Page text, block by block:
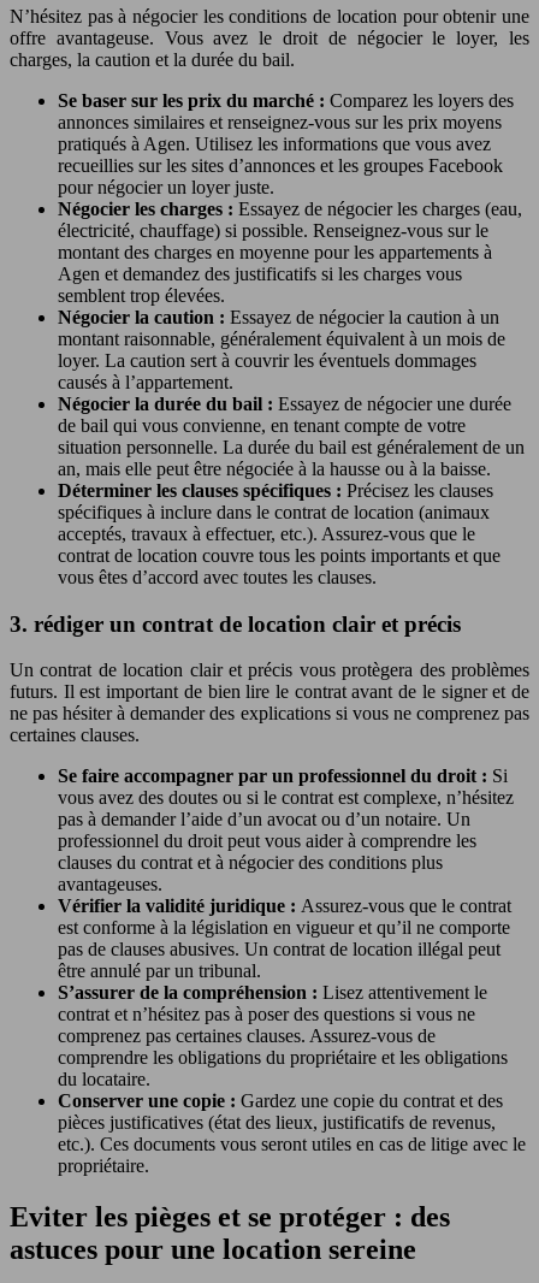
N’hésitez pas à négocier les conditions de location pour obtenir une
offre avantageuse. Vous avez le droit de négocier le loyer, les
charges, la caution et la durée du bail.
Se baser sur les prix du marché : Comparez les loyers des
annonces similaires et renseignez-vous sur les prix moyens
pratiqués à Agen. Utilisez les informations que vous avez
recueillies sur les sites d’annonces et les groupes Facebook
pour négocier un loyer juste.
Négocier les charges : Essayez de négocier les charges (eau,
électricité, chauffage) si possible. Renseignez-vous sur le
montant des charges en moyenne pour les appartements à
Agen et demandez des justificatifs si les charges vous
semblent trop élevées.
Négocier la caution : Essayez de négocier la caution à un
montant raisonnable, généralement équivalent à un mois de
loyer. La caution sert à couvrir les éventuels dommages
causés à l’appartement.
Négocier la durée du bail : Essayez de négocier une durée
de bail qui vous convienne, en tenant compte de votre
situation personnelle. La durée du bail est généralement de un
an, mais elle peut être négociée à la hausse ou à la baisse.
Déterminer les clauses spécifiques : Précisez les clauses
spécifiques à inclure dans le contrat de location (animaux
acceptés, travaux à effectuer, etc.). Assurez-vous que le
contrat de location couvre tous les points importants et que
vous êtes d’accord avec toutes les clauses.
3. rédiger un contrat de location clair et précis
Un contrat de location clair et précis vous protègera des problèmes
futurs. Il est important de bien lire le contrat avant de le signer et de
ne pas hésiter à demander des explications si vous ne comprenez pas
certaines clauses.
Se faire accompagner par un professionnel du droit : Si
vous avez des doutes ou si le contrat est complexe, n’hésitez
pas à demander l’aide d’un avocat ou d’un notaire. Un
professionnel du droit peut vous aider à comprendre les
clauses du contrat et à négocier des conditions plus
avantageuses.
Vérifier la validité juridique : Assurez-vous que le contrat
est conforme à la législation en vigueur et qu’il ne comporte
pas de clauses abusives. Un contrat de location illégal peut
être annulé par un tribunal.
S’assurer de la compréhension : Lisez attentivement le
contrat et n’hésitez pas à poser des questions si vous ne
comprenez pas certaines clauses. Assurez-vous de
comprendre les obligations du propriétaire et les obligations
du locataire.
Conserver une copie : Gardez une copie du contrat et des
pièces justificatives (état des lieux, justificatifs de revenus,
etc.). Ces documents vous seront utiles en cas de litige avec le
propriétaire.
Eviter les pièges et se protéger : des
astuces pour une location sereine